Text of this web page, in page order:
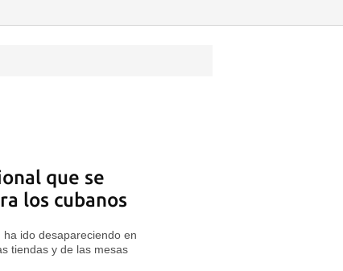
que se
los cubanos
ido desapareciendo en
tiendas y de las mesas